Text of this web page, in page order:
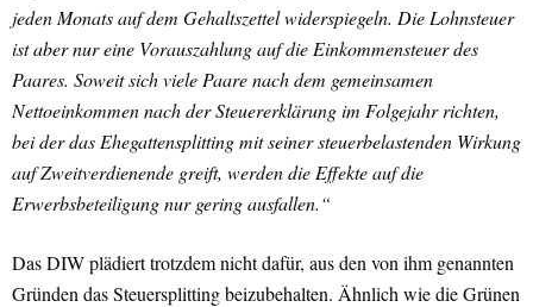
jeden Monats auf dem Gehaltszettel widerspiegeln. Die Lohnsteuer
ist aber nur eine Vorauszahlung auf die Einkommensteuer des
Paares. Soweit sich viele Paare nach dem gemeinsamen
Nettoeinkommen nach der Steuererklärung im Folgejahr richten,
bei der das Ehegattensplitting mit seiner steuerbelastenden Wirkung
auf Zweitverdienende greift, werden die Effekte auf die
Erwerbsbeteiligung nur gering ausfallen.“
Das DIW plädiert trotzdem nicht dafür, aus den von ihm genannten
Gründen das Steuersplitting beizubehalten. Ähnlich wie die Grünen